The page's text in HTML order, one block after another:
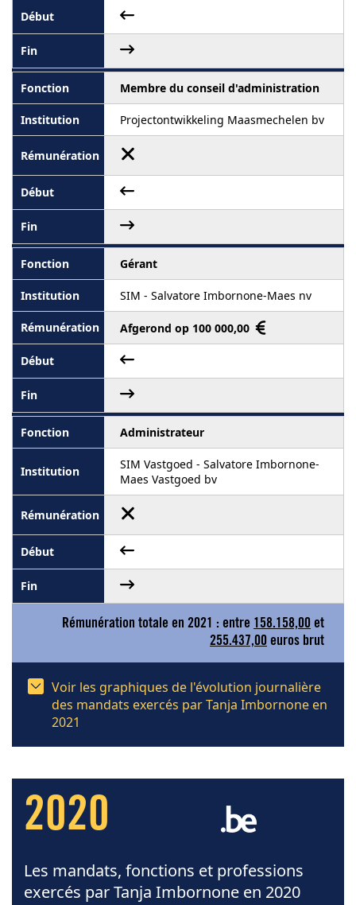
Membre du conseil d'administration
Projectontwikkeling Maasmechelen bv
Gérant
SIM - Salvatore Imbornone-Maes nv
Afgerond op 100 000,00
Administrateur
SIM Vastgoed - Salvatore Imbornone-
Maes Vastgoed bv
Rémunération totale en 2021 : entre 158.158,00 et
255.437,00 euros brut
Voir les graphiques de l'évolution journalière
des mandats exercés par Tanja Imbornone en
2021
2020
Les mandats, fonctions et professions
exercés par Tanja Imbornone en 2020